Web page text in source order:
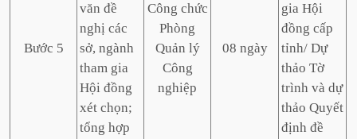
Bước 5
văn đề
nghị các
sở, ngành
tham gia
Hội đồng
xét chọn;
tổng hợp
Công chức
Phòng
Quản lý
Công
nghiệp
08 ngày
gia Hội
đồng cấp
tỉnh/ Dự
thảo Tờ
trình và dự
thảo Quyết
định đề